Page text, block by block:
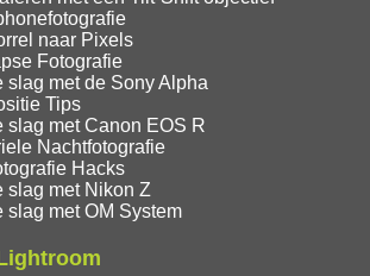
naar Pixels
Fotografie
slag met de Sony Alpha
Tips
slag met Canon EOS R
Nachtfotografie
Hacks
slag met Nikon Z
slag met OM System